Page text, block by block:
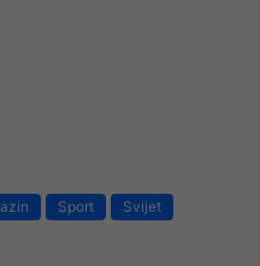
Sport
Svijet